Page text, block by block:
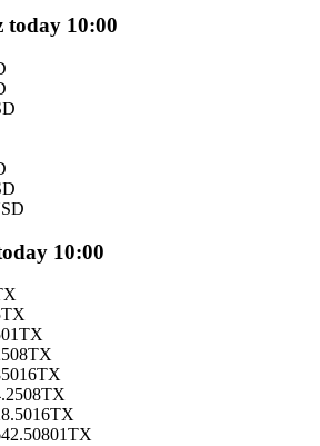
zysków i prowizjami z kopiowania
today 10:00
10:00
TX
TX
TX
TX
TX
TX
TX